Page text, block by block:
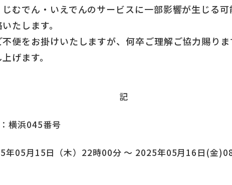
むでん・いえでんのサービスに一部影響が生じる
たします。
便をお掛けいたしますが、何卒ご理解ご協力賜り
げます。
記
横浜045番号
年05月15日（木）22時00分 ～ 2025年05月16日(金